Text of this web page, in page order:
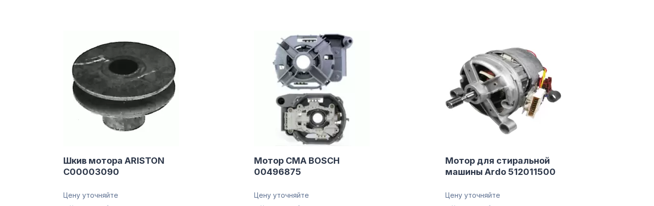
Шкив мотора ARISTON
C00003090
Цену уточняйте
Мотор СМА BOSCH
00496875
Цену уточняйте
Мотор для стиральной
машины Ardo 512011500
Цену уточняйте